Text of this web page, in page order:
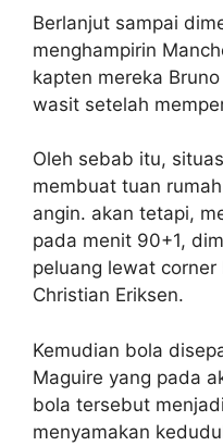
Berlanjut sampai
menghampirin
kapten mereka
wasit setelah
Oleh sebab itu,
membuat tuan
angin. akan tetapi,
pada menit 90+1,
peluang lewat
Christian Eriksen.
Kemudian bola
Maguire yang pada
bola tersebut
menyamakan